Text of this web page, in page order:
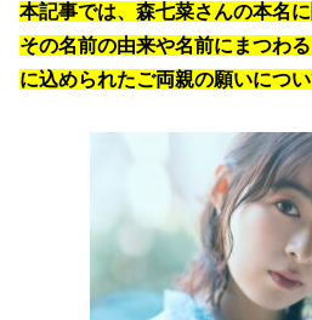
本記事では、森七菜さんの本名
その名前の由来や名前にまつわ
に込められたご両親の願いにつ